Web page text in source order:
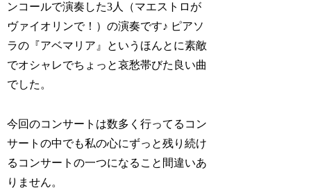
ンコールで演奏した3人（マエストロが
ヴァイオリンで！）の演奏です♪ ピアソ
ラの『アベマリア』というほんとに素敵
でオシャレでちょっと哀愁帯びた良い曲
でした。
今回のコンサートは数多く行ってるコン
サートの中でも私の心にずっと残り続け
るコンサートの一つになること間違いあ
りません。